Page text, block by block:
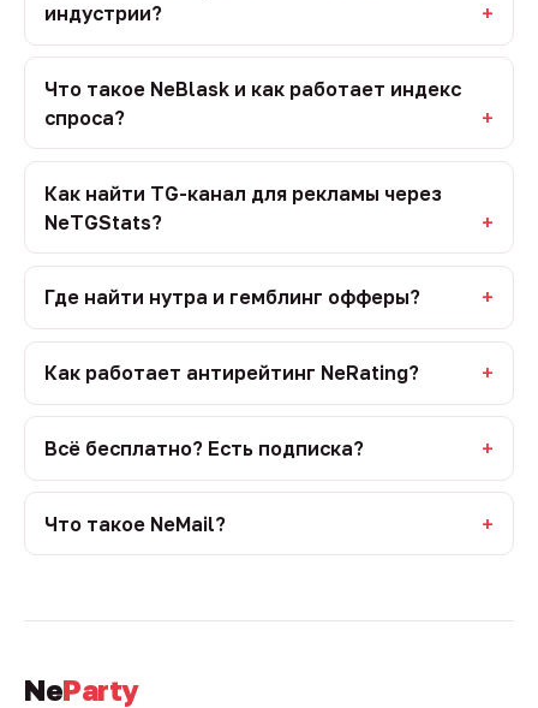
индустрии?
Что такое NeBlask и как работает индекс
спроса?
Как найти TG-канал для рекламы через
NeTGStats?
Где найти нутра и гемблинг офферы?
Как работает антирейтинг NeRating?
Всё бесплатно? Есть подписка?
Что такое NeMail?
NeParty